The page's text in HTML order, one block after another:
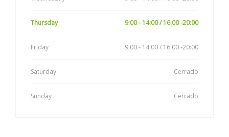
Thursday 9:00 - 14:00 / 16:00 -20:00
Friday 9:00 - 14:00 / 16:00 -20:00
Saturday Cerrado
Sunday Cerrado